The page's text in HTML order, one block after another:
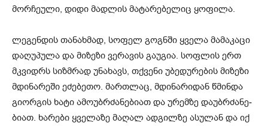
მორ­ჩე­უ­ლი, დი­დი მად­ლის მა­ტა­რე­ბე­ლიც ყო­ფი­ლა.
ლე­გენ­დის თანახმად, სო­ფელ გოგ­ნ­ში ყვე­ლა მა­მა­კა­ცი
და­ღუ­პუ­ლა და მი­ზე­ზი ვე­რა­ვის გა­უ­გია. სოფ­ლის ერთ
მკვიდრს სიზ­მ­რად უნა­ხავს, თქვე­ნი უბე­დუ­რე­ბის მი­ზე­ზი
მდი­ნა­რე­ში ეძე­ბე­თო. მარ­თ­ლაც, მდი­ნა­რი­დან წმინ­და
გი­ორ­გის ხა­ტი ამო­უბ­რ­ძა­ნე­ბი­ათ და ურემ­ზე და­უბ­რ­ძა­ნე­
ბი­ათ. ხა­რე­ბი ყვე­ლა­ზე მა­ღალ ად­გილ­ზე ასუ­ლან და იქ